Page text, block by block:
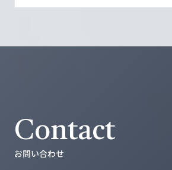
Contact
お問い合わせ